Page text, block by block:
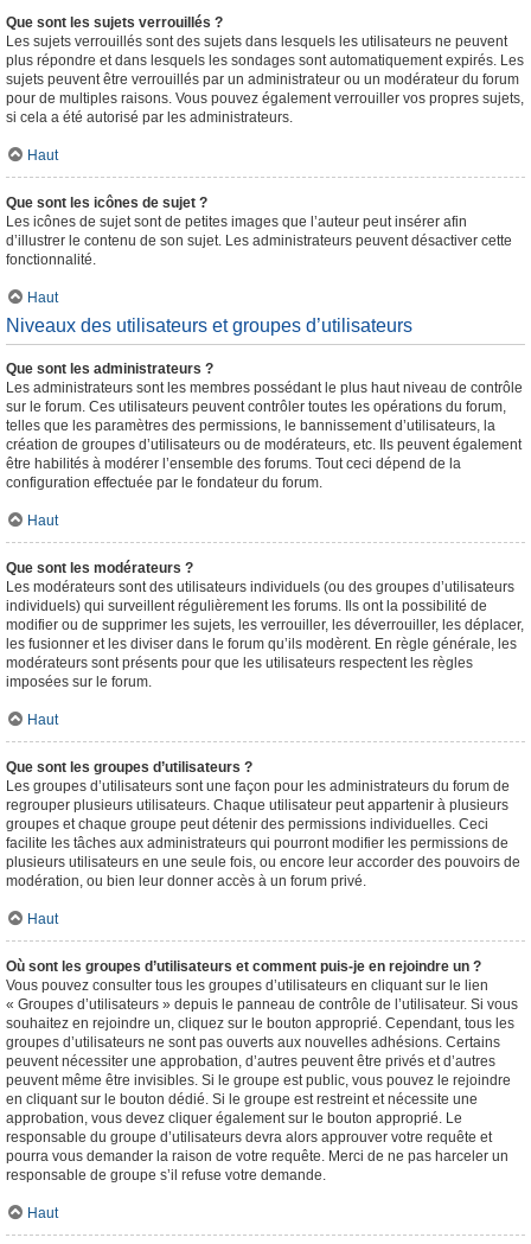
Que sont les sujets verrouillés ?
Les sujets verrouillés sont des sujets dans lesquels les utilisateurs ne peuvent
plus répondre et dans lesquels les sondages sont automatiquement expirés. Les
sujets peuvent être verrouillés par un administrateur ou un modérateur du forum
pour de multiples raisons. Vous pouvez également verrouiller vos propres sujets,
si cela a été autorisé par les administrateurs.
Haut
Que sont les icônes de sujet ?
Les icônes de sujet sont de petites images que l’auteur peut insérer afin
d’illustrer le contenu de son sujet. Les administrateurs peuvent désactiver cette
fonctionnalité.
Haut
Niveaux des utilisateurs et groupes d’utilisateurs
Que sont les administrateurs ?
Les administrateurs sont les membres possédant le plus haut niveau de contrôle
sur le forum. Ces utilisateurs peuvent contrôler toutes les opérations du forum,
telles que les paramètres des permissions, le bannissement d’utilisateurs, la
création de groupes d’utilisateurs ou de modérateurs, etc. Ils peuvent également
être habilités à modérer l’ensemble des forums. Tout ceci dépend de la
configuration effectuée par le fondateur du forum.
Haut
Que sont les modérateurs ?
Les modérateurs sont des utilisateurs individuels (ou des groupes d’utilisateurs
individuels) qui surveillent régulièrement les forums. Ils ont la possibilité de
modifier ou de supprimer les sujets, les verrouiller, les déverrouiller, les déplacer,
les fusionner et les diviser dans le forum qu’ils modèrent. En règle générale, les
modérateurs sont présents pour que les utilisateurs respectent les règles
imposées sur le forum.
Haut
Que sont les groupes d’utilisateurs ?
Les groupes d’utilisateurs sont une façon pour les administrateurs du forum de
regrouper plusieurs utilisateurs. Chaque utilisateur peut appartenir à plusieurs
groupes et chaque groupe peut détenir des permissions individuelles. Ceci
facilite les tâches aux administrateurs qui pourront modifier les permissions de
plusieurs utilisateurs en une seule fois, ou encore leur accorder des pouvoirs de
modération, ou bien leur donner accès à un forum privé.
Haut
Où sont les groupes d’utilisateurs et comment puis-je en rejoindre un ?
Vous pouvez consulter tous les groupes d’utilisateurs en cliquant sur le lien
« Groupes d’utilisateurs » depuis le panneau de contrôle de l’utilisateur. Si vous
souhaitez en rejoindre un, cliquez sur le bouton approprié. Cependant, tous les
groupes d’utilisateurs ne sont pas ouverts aux nouvelles adhésions. Certains
peuvent nécessiter une approbation, d’autres peuvent être privés et d’autres
peuvent même être invisibles. Si le groupe est public, vous pouvez le rejoindre
en cliquant sur le bouton dédié. Si le groupe est restreint et nécessite une
approbation, vous devez cliquer également sur le bouton approprié. Le
responsable du groupe d’utilisateurs devra alors approuver votre requête et
pourra vous demander la raison de votre requête. Merci de ne pas harceler un
responsable de groupe s’il refuse votre demande.
Haut